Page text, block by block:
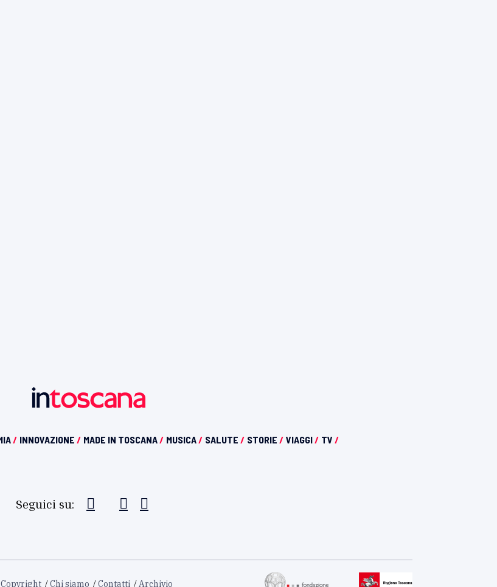
/ INNOVAZIONE / MADE IN TOSCANA / MUSICA / SALUTE / STORIE / VIAGGI / TV /
Seguici su:
Copyright Chi siamo Contatti Archivio